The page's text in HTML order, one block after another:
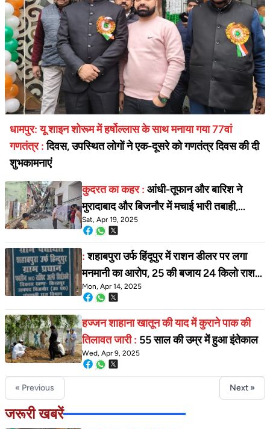
धामपुर: यू शाइन शोरूम में हर्षोल्लास के साथ मनाया गया 77वां
गणतंत्र :दिवस, उपस्थित लोगों ने एक-दूसरे को गणतंत्र दिवस की दी
शुभकामनाएं
कुदरत का कहर : आंधी-तूफान और बारिश ने
मुरादाबाद और बिजनौर में मचाई भारी तबाही,
जनजीवन अस्त-व्यस्त
Sat, Apr 19, 2025
:शहाबपुरा उर्फ हिंदूपुर में राशन डीलर पर लगा
मनमानी का आरोप, 25 की बजाय 24 किलो राशन
मिलने पर कार्ड धारक हो रहे परेशान
Mon, Apr 14, 2025
हज्जन शाहाना खातून की याद में कुराने पाक की
तिलावत जारी : 55 साल की उम्र में हुआ इंतेकाल
Wed, Apr 9, 2025
« Previous Next »
जरूरी खबरें